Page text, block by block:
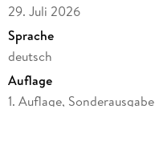
29. Juli 2026
Sprache
deutsch
Auflage
1. Auflage, Sonderausgabe